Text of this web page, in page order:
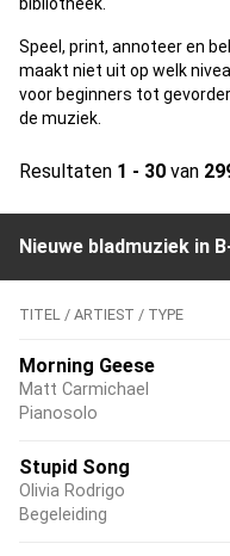
Speel, print, annoteer en
maakt niet uit op welk
voor beginners tot
de muziek.
Resultaten 1 - 30 van
Nieuwe bladmuziek in
TITEL / ARTIEST / TYPE
Morning Geese
Matt Carmichael
Pianosolo
Stupid Song
Olivia Rodrigo
Begeleiding